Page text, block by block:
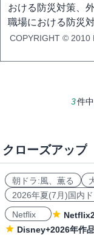
おける防災対策、
職場における防災
COPYRIGHT © 2010
3件中
クローズアップ
朝ドラ:風、薫る
2026年夏(7月)国内
Netflix
Disney+2026年作